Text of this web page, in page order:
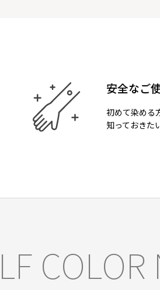
安全なご
初めて染める
知っておきた
COLOR